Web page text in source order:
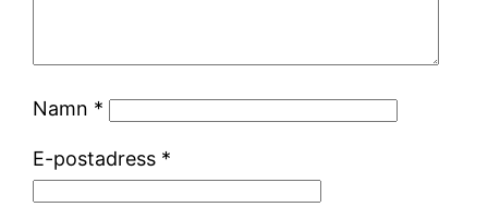
Namn *
E-postadress *